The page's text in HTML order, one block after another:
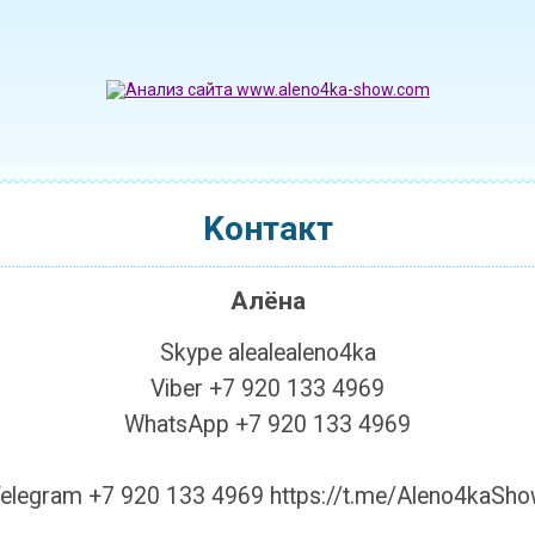
Koнтакт
Алёна
Skype alealealeno4ka
Viber +7 920 133 4969
WhatsApp +7 920 133 4969
+7 920 133 4969 https://t.me/